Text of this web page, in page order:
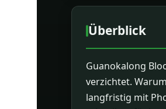
Überblick
Guanokalong
verzichtet.
langfristig mit